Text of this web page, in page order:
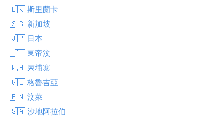
🇱🇰 斯里蘭卡
🇸🇬 新加坡
🇯🇵 日本
🇹🇱 東帝汶
🇰🇭 柬埔寨
🇬🇪 格魯吉亞
🇧🇳 汶萊
🇸🇦 沙地阿拉伯